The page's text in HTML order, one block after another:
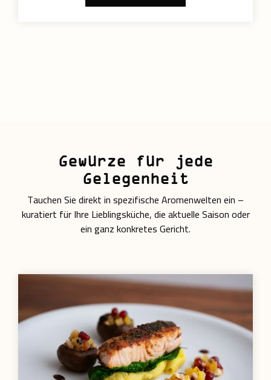
Gewürze für jede
Gelegenheit
Tauchen Sie direkt in spezifische Aromenwelten ein –
kuratiert für Ihre Lieblingsküche, die aktuelle Saison oder
ein ganz konkretes Gericht.